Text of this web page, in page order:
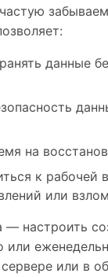
данные
на
к рабочей
или
— настроить
или
или в